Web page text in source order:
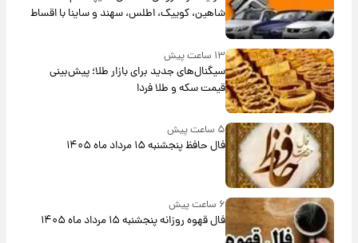
شاهین، کوییک، اطلس، سهند و ساینا با اقساط
بلندمدت + جدول
۱۳ ساعت پیش
سیگنال‌های جدید برای بازار طلا؛ پیش‌بینی
قیمت سکه و طلا فردا
۵ ساعت پیش
فال حافظ پنجشنبه ۱۵ مرداد ماه ۱۴۰۵
۶ ساعت پیش
فال قهوه روزانه پنجشنبه ۱۵ مرداد ماه ۱۴۰۵